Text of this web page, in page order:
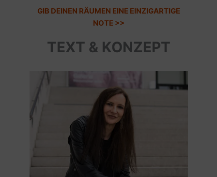
GIB DEINEN RÄUMEN EINE EINZIGARTIGE
NOTE >>
TEXT & KONZEPT